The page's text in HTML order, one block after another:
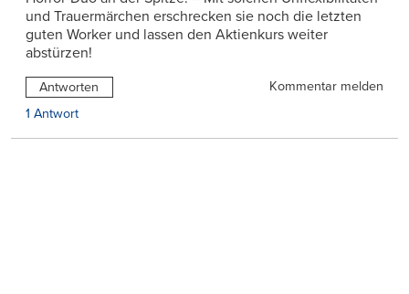
und Trauermärchen erschrecken sie noch die letzten
guten Worker und lassen den Aktienkurs weiter
abstürzen!
Antworten
Kommentar melden
1 Antwort